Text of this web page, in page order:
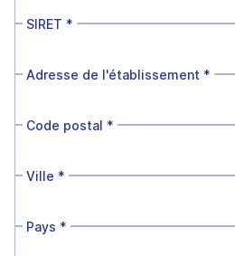
SIRET *
Adresse de l'établissement *
Code postal *
Ville *
Pays *